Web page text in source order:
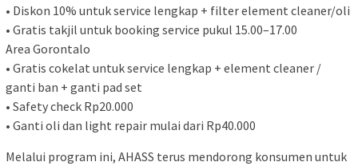
• Diskon 10% untuk service lengkap + filter element cleaner/oli
• Gratis takjil untuk booking service pukul 15.00–17.00
Area Gorontalo
• Gratis cokelat untuk service lengkap + element cleaner /
ganti ban + ganti pad set
• Safety check Rp20.000
• Ganti oli dan light repair mulai dari Rp40.000
Melalui program ini, AHASS terus mendorong konsumen untuk